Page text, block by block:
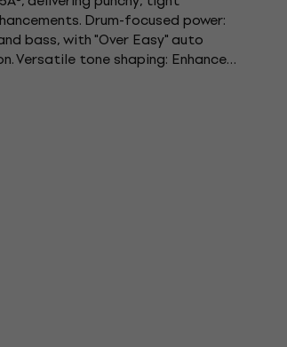
Drum-focused power:
bass, with "Over Easy" auto
Versatile tone shaping: Enhances